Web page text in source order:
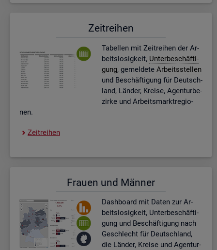
Zeit­rei­hen
Ta­bel­len mit Zeit­rei­hen der Ar­
beits­lo­sig­keit, Un­ter­be­schäf­ti­
gung, ge­mel­de­te Ar­beits­stel­len
und Be­schäf­ti­gung für Deutsch­
land, Län­der, Krei­se, Agen­tur­be­
zir­ke und Ar­beits­markt­re­gio­
nen.
Zeit­rei­hen
Frau­en und Män­ner
Dash­board mit Daten zur Ar­
beits­lo­sig­keit, Un­ter­be­schäf­ti­
gung und Be­schäf­ti­gung nach
Ge­schlecht für Deutsch­land,
die Län­der, Krei­se und Agen­tur­